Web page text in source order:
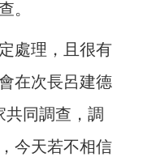
。
處理，且很有
在次長呂建德
同調查，調
今天若不相信